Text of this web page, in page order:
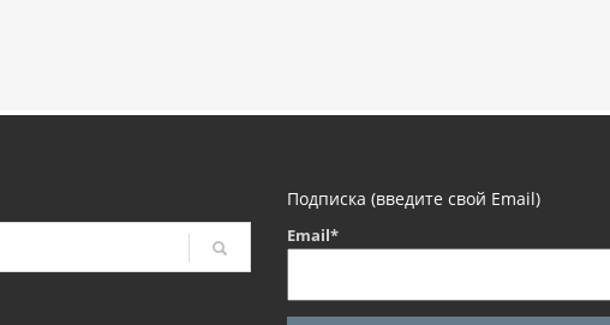
Подписка (введите свой Email)
Email*